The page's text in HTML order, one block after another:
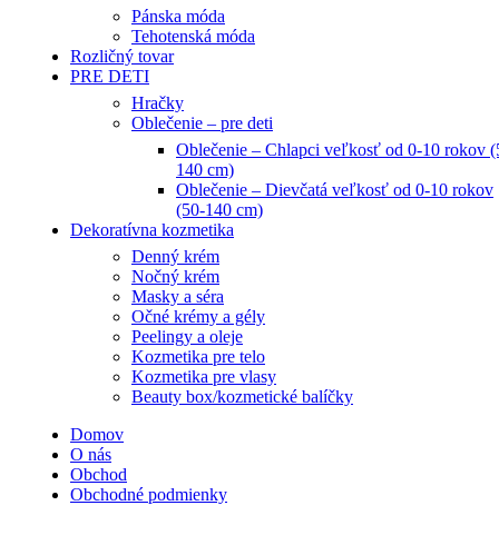
Pánska móda
Tehotenská móda
Rozličný tovar
PRE DETI
Hračky
Oblečenie – pre deti
Oblečenie – Chlapci veľkosť od 0-10 rokov
140 cm)
Oblečenie – Dievčatá veľkosť od 0-10 rokov
(50-140 cm)
Dekoratívna kozmetika
Denný krém
Nočný krém
Masky a séra
Očné krémy a gély
Peelingy a oleje
Kozmetika pre telo
Kozmetika pre vlasy
Beauty box/kozmetické balíčky
Domov
O nás
Obchod
Obchodné podmienky